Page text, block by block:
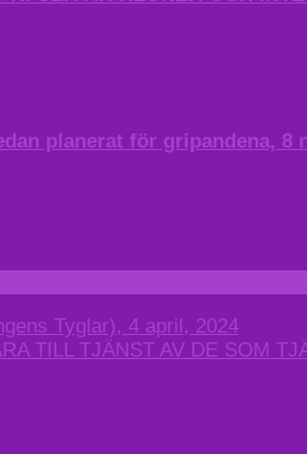
planerat för gripandena, 8
Tyglar), 4 april, 2024
TILL TJÄNST AV DE SOM